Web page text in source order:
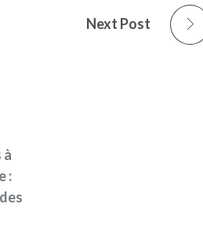
Next Post
à
: